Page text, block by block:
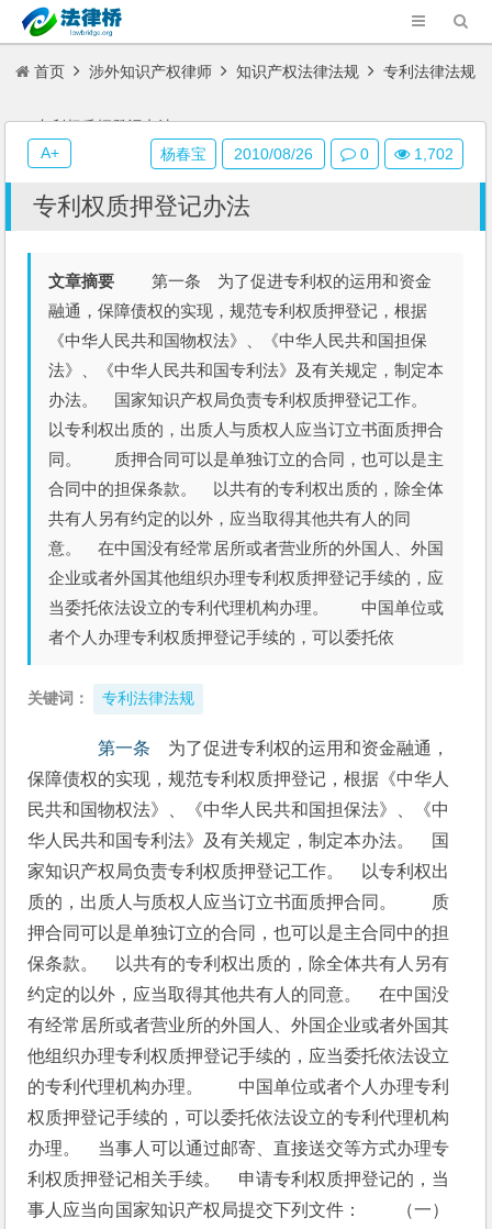
首页 涉外知识产权律师 知识产权法律法规 专利法律法规
专利权质押登记办法
专利权质押登记办法
文章摘要 第一条 为了促进专利权的运用和资金
融通，保障债权的实现，规范专利权质押登记，根据
《中华人民共和国物权法》、《中华人民共和国担保
法》、《中华人民共和国专利法》及有关规定，制定本
办法。 国家知识产权局负责专利权质押登记工作。
以专利权出质的，出质人与质权人应当订立书面质押合
同。 质押合同可以是单独订立的合同，也可以是主
合同中的担保条款。 以共有的专利权出质的，除全体
共有人另有约定的以外，应当取得其他共有人的同
意。 在中国没有经常居所或者营业所的外国人、外国
企业或者外国其他组织办理专利权质押登记手续的，应
当委托依法设立的专利代理机构办理。 中国单位或
者个人办理专利权质押登记手续的，可以委托依
关键词： 专利法律法规
第一条 为了促进专利权的运用和资金融通，
保障债权的实现，规范专利权质押登记，根据《中华人
民共和国物权法》、《中华人民共和国担保法》、《中
华人民共和国专利法》及有关规定，制定本办法。　国
家知识产权局负责专利权质押登记工作。　以专利权出
质的，出质人与质权人应当订立书面质押合同。　　质
押合同可以是单独订立的合同，也可以是主合同中的担
保条款。　以共有的专利权出质的，除全体共有人另有
约定的以外，应当取得其他共有人的同意。　在中国没
有经常居所或者营业所的外国人、外国企业或者外国其
他组织办理专利权质押登记手续的，应当委托依法设立
的专利代理机构办理。　　中国单位或者个人办理专利
权质押登记手续的，可以委托依法设立的专利代理机构
办理。　当事人可以通过邮寄、直接送交等方式办理专
利权质押登记相关手续。　申请专利权质押登记的，当
事人应当向国家知识产权局提交下列文件：　　（一）
杨春宝 2010/08/26 0 1,702
A+